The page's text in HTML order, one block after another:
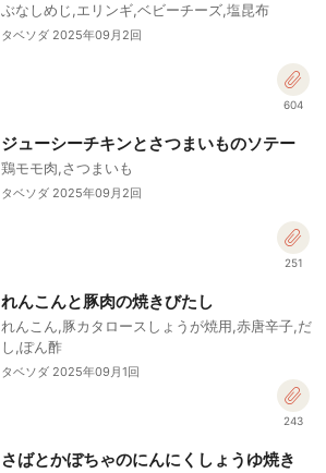
ぶなしめじ,エリンギ,ベビーチーズ,塩昆布
タベソダ 2025年09月2回
604
ジューシーチキンとさつまいものソテー
鶏モモ肉,さつまいも
タベソダ 2025年09月2回
251
れんこんと豚肉の焼きびたし
れんこん,豚カタロースしょうが焼用,赤唐辛子,だ
し,ぽん酢
タベソダ 2025年09月1回
243
さばとかぼちゃのにんにくしょうゆ焼き